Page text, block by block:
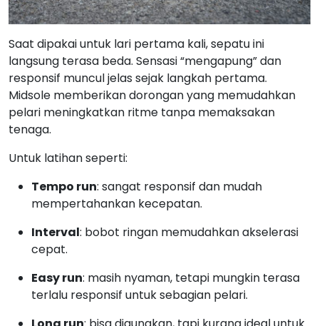
Saat dipakai untuk lari pertama kali, sepatu ini
langsung terasa beda. Sensasi “mengapung” dan
responsif muncul jelas sejak langkah pertama.
Midsole memberikan dorongan yang memudahkan
pelari meningkatkan ritme tanpa memaksakan
tenaga.
Untuk latihan seperti:
Tempo run: sangat responsif dan mudah
mempertahankan kecepatan.
Interval: bobot ringan memudahkan akselerasi
cepat.
Easy run: masih nyaman, tetapi mungkin terasa
terlalu responsif untuk sebagian pelari.